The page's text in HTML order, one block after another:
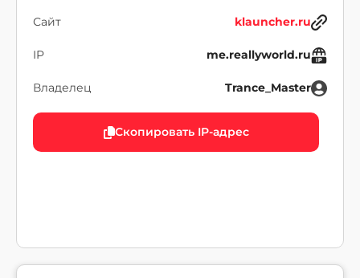
Сайт klauncher.ru
IP me.reallyworld.ru
Владелец Trance_Master
Скопировать IP-адрес